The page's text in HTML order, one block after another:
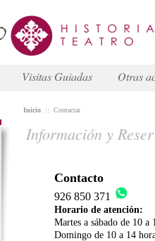
Visitas Guiadas Otras
Inicio :: Contactar
Información y
Contacto
926 850 371
Horario de atención:
Martes a sábado de 10 a
Domingo de 10 a 14